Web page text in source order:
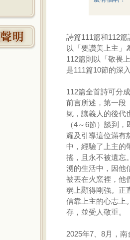
詩篇111篇和112
以「要讚美上主」
112篇則以「敬畏
是111篇10節的深
112篇全首詩可分
前言所述，第一段
氣，讓義人的後代
（4～6節）談到
耀及引導這位滿有
中，經驗了上主的
搖，且永不被遺忘
湧的生活中，因他
被丟在火窯裡，他
弱上顯得剛強。正
信靠上主的心志上
存，並受人敬重。
2025年7、8月，